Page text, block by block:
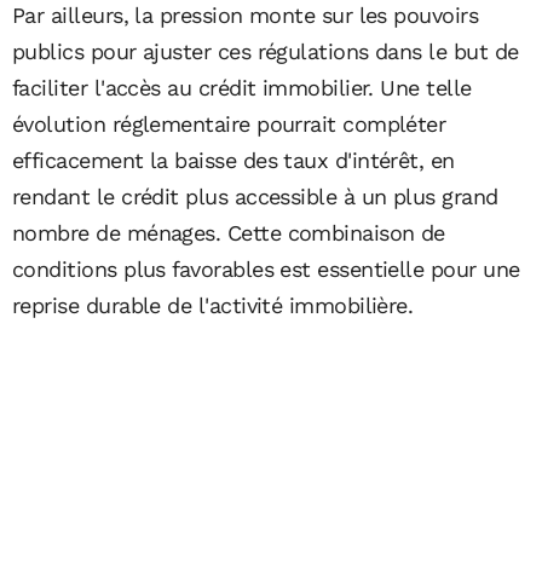
Par ailleurs, la pression monte sur les pouvoirs
publics pour ajuster ces régulations dans le but de
faciliter l'accès au crédit immobilier. Une telle
évolution réglementaire pourrait compléter
efficacement la baisse des taux d'intérêt, en
rendant le crédit plus accessible à un plus grand
nombre de ménages. Cette combinaison de
conditions plus favorables est essentielle pour une
reprise durable de l'activité immobilière.